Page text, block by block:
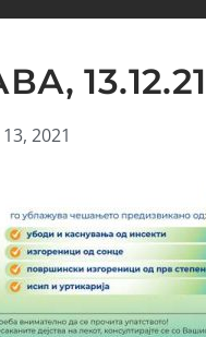
13.12.21-
2021